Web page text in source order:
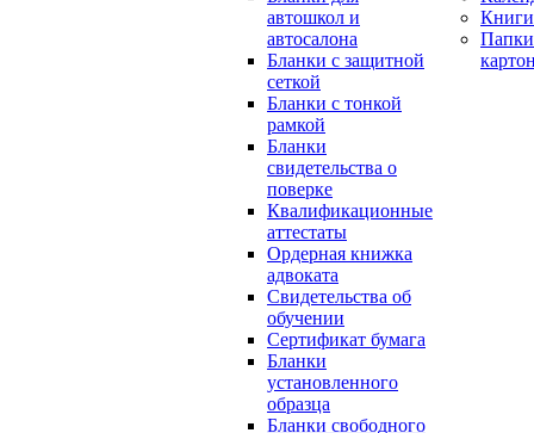
автошкол и
автосалона
Бланки с защитной
сеткой
Бланки с тонкой
рамкой
Бланки
свидетельства о
поверке
Квалификационные
аттестаты
Ордерная книжка
адвоката
Свидетельства об
обучении
Сертификат бумага
Бланки
установленного
образца
Бланки свободного
Книги
Папки